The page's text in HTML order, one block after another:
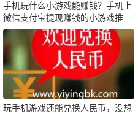
手机玩什么小游戏能赚钱？手机上
微信支付宝提现赚钱的小游戏推
荐！
玩手机游戏还能兑换人民币，没想